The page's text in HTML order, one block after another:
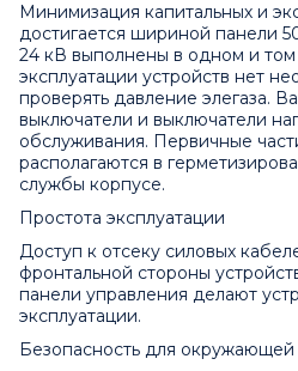
Минимизация капитальных и
достигается шириной панели
24 кВ выполнены в одном и
эксплуатации устройств нет
проверять давление элегаза.
выключатели и выключатели
обслуживания. Первичные
располагаются в
службы корпусе.
Простота эксплуатации
Доступ к отсеку силовых
фронтальной стороны
панели управления делают
эксплуатации.
Безопасность для